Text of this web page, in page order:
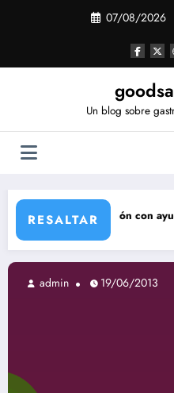
07/08/2026
Un blog sobre
RESALTAR
con ayuda de panificadora